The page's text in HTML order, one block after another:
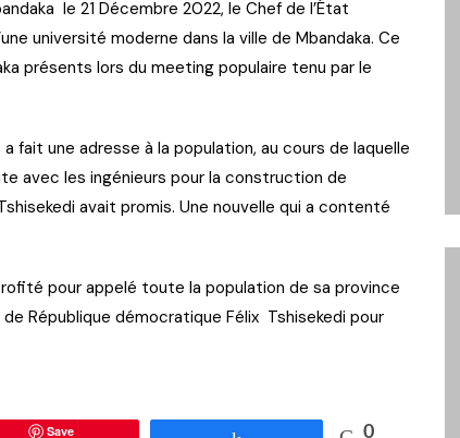
le 21 Décembre 2022, le Chef de l’État
université moderne dans la ville de Mbandaka. Ce
présents lors du meeting populaire tenu par le
fait une adresse à la population, au cours de laquelle
avec les ingénieurs pour la construction de
avait promis. Une nouvelle qui a contenté
pour appelé toute la population de sa province
République démocratique Félix Tshisekedi pour
Save 0